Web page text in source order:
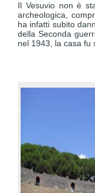
Il Vesuvio non è
archeologica,
ha infatti subito
della Seconda
nel 1943, la casa fu